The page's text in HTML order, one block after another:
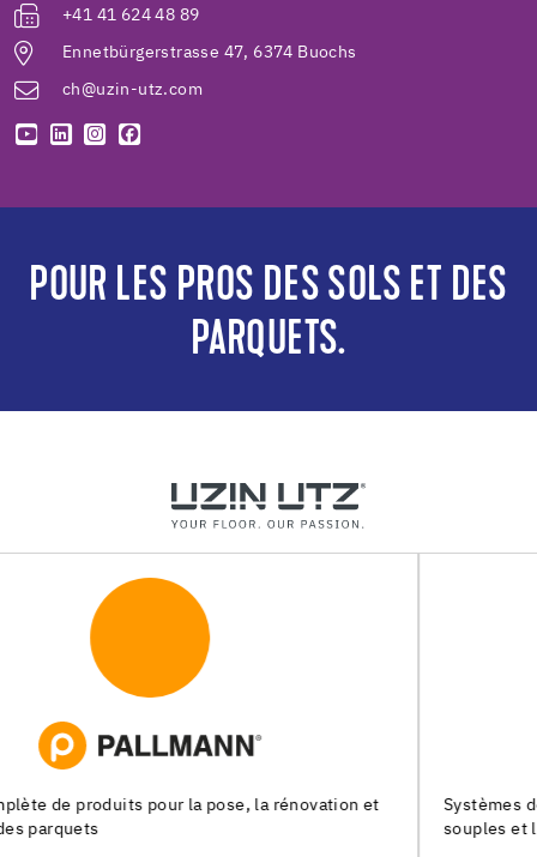
+41 41 624 48 89
Ennetbürgerstrasse 47, 6374 Buochs
ch@uzin-utz.com
POUR LES PROS DES SOLS ET DES
PARQUETS.
Systèmes de pose pour les chapes, les revêtements de
souples et les parquets